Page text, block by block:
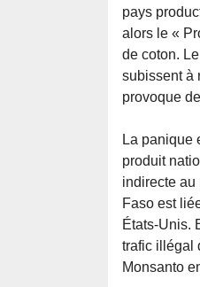
pays
alors le «
de coton.
subissent à
provoque
La panique
produit
indirecte au
Faso est
États-Unis.
trafic illégal
Monsanto